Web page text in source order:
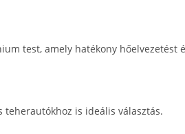
test, amely hatékony hőelvezetést
teherautókhoz is ideális választás.